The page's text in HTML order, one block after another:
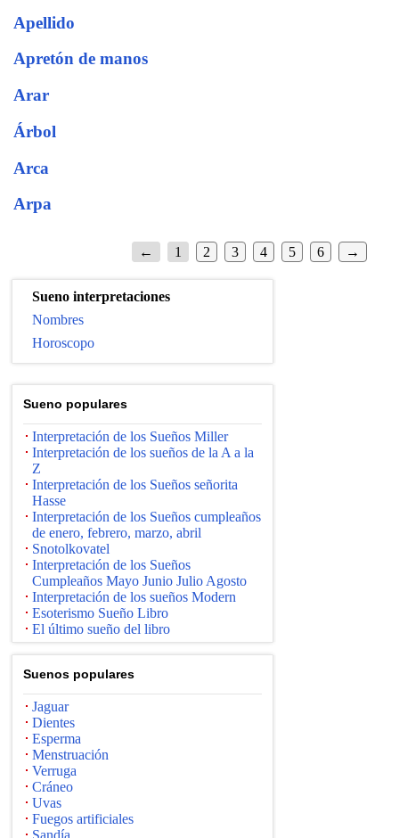
Apellido
Apretón de manos
Arar
Árbol
Arca
Arpa
← 1 2 3 4 5 6 →
Sueno interpretaciones
Nombres
Horoscopo
Suenо populares
Interpretación de los Sueños Miller
Interpretación de los sueños de la A a la
Z
Interpretación de los Sueños señorita
Hasse
Interpretación de los Sueños cumpleaños
de enero, febrero, marzo, abril
Snotolkovatel
Interpretación de los Sueños
Cumpleaños Mayo Junio ​​Julio Agosto
Interpretación de los sueños Modern
Esoterismo Sueño Libro
El último sueño del libro
Suenos populares
Jaguar
Dientes
Esperma
Menstruación
Verruga
Cráneo
Uvas
Fuegos artificiales
Sandía